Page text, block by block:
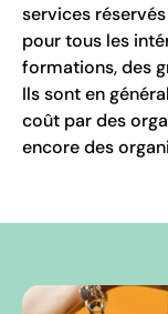
services
pour tous les
formations, des
Ils sont en
coût par des
encore des